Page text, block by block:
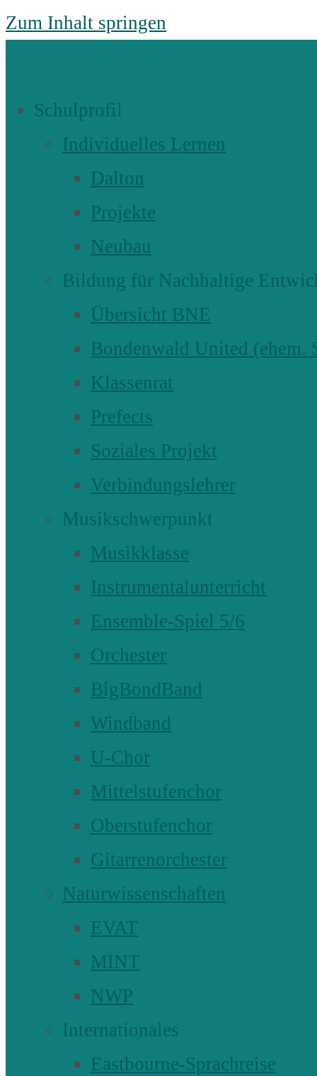
Zum Inhalt springen
Schulprofil
Individuelles Lernen
Dalton
Projekte
Neubau
Bildung für Nachhaltige
Übersicht BNE
Bondenwald United (ehem.
Klassenrat
Prefects
Soziales Projekt
Verbindungslehrer
Musikschwerpunkt
Musikklasse
Instrumentalunterricht
Ensemble-Spiel 5/6
Orchester
BigBondBand
Windband
U-Chor
Mittelstufenchor
Oberstufenchor
Gitarrenorchester
Naturwissenschaften
EVAT
MINT
NWP
Internationales
Eastbourne-Sprachreise